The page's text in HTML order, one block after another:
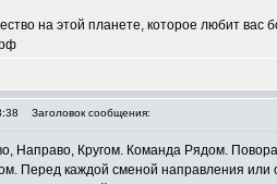
на этой планете, которое любит вас
Заголовок сообщения:
Направо, Кругом. Команда Рядом.
Перед каждой сменой направления или